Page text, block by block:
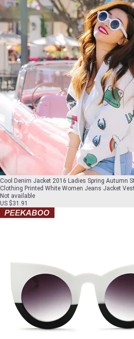
Cool Denim Jacket 2016 Ladies Spring Autumn
Clothing Printed White Women Jeans Jacket
Not available
US $31.91